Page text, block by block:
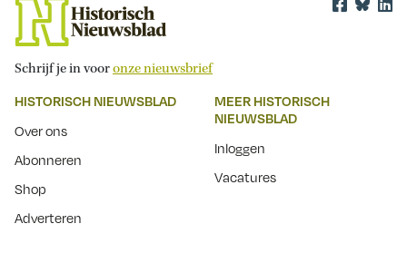
Schrijf je in vooronze nieuwsbrief
HISTORISCH NIEUWSBLAD
Over ons
Abonneren
Shop
Adverteren
MEER HISTORISCH
NIEUWSBLAD
Inloggen
Vacatures